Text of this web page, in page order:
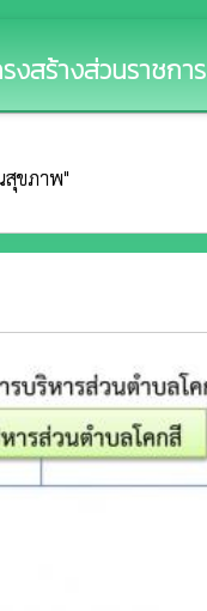
งสร้างส่วนราชการ
สี
สุขภาพ"